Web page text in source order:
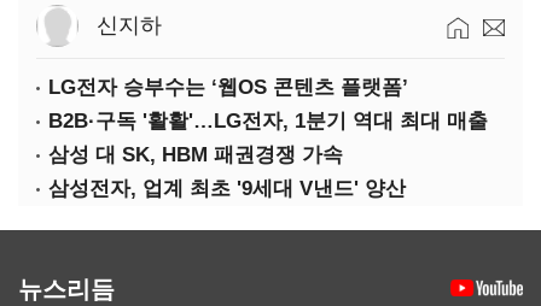
신지하
LG전자 승부수는 ‘웹OS 콘텐츠 플랫폼’
B2B·구독 '활활'…LG전자, 1분기 역대 최대 매출
삼성 대 SK, HBM 패권경쟁 가속
삼성전자, 업계 최초 '9세대 V낸드' 양산
뉴스리듬